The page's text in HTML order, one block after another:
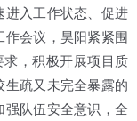
进入工作状态、促进
会议，昊阳紧紧围
求，积极开展项目质
生疏又未完全暴露的
强队伍安全意识，全